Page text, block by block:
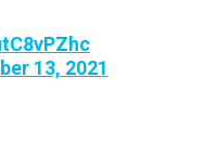
13, 2021